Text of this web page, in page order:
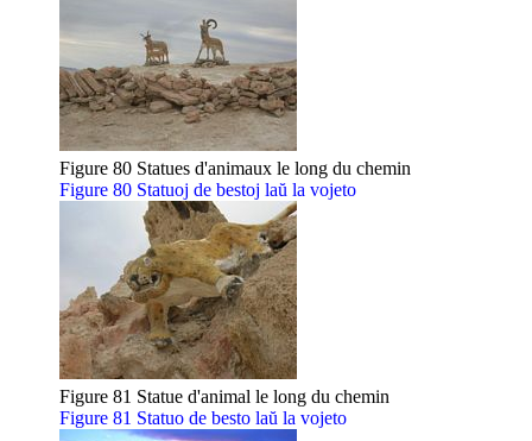
Figure 80 Statues d'animaux le long du chemin
Figure 80 Statuoj de bestoj laŭ la vojeto
Figure 81 Statue d'animal le long du chemin
Figure 81 Statuo de besto laŭ la vojeto